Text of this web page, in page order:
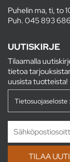
Puhelin ma, ti, to
Puh.045 893
UUTISKIRJE
Tilaamalla
tietoa
uusista tuotteista!
Tietosuojaseloste